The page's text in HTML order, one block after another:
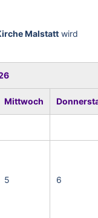
Malstatt wird
Mittwoch
5 6